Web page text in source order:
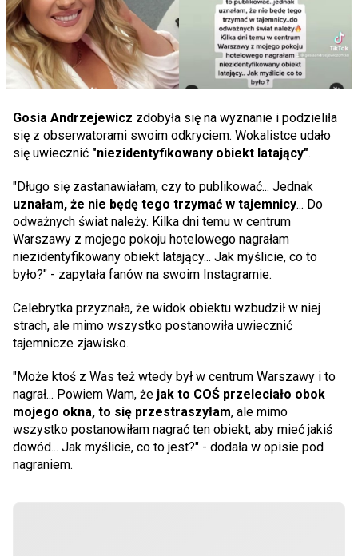
Gosia Andrzejewicz zdobyła się na wyznanie i podzieliła
się z obserwatorami swoim odkryciem. Wokalistce udało
się uwiecznić "niezidentyfikowany obiekt latający".
"Długo się zastanawiałam, czy to publikować... Jednak
uznałam, że nie będę tego trzymać w tajemnicy... Do
odważnych świat należy. Kilka dni temu w centrum
Warszawy z mojego pokoju hotelowego nagrałam
niezidentyfikowany obiekt latający... Jak myślicie, co to
było?" - zapytała fanów na swoim Instagramie.
Celebrytka przyznała, że widok obiektu wzbudził w niej
strach, ale mimo wszystko postanowiła uwiecznić
tajemnicze zjawisko.
"Może ktoś z Was też wtedy był w centrum Warszawy i to
nagrał... Powiem Wam, że jak to COŚ przeleciało obok
mojego okna, to się przestraszyłam, ale mimo
wszystko postanowiłam nagrać ten obiekt, aby mieć jakiś
dowód... Jak myślicie, co to jest?" - dodała w opisie pod
nagraniem.